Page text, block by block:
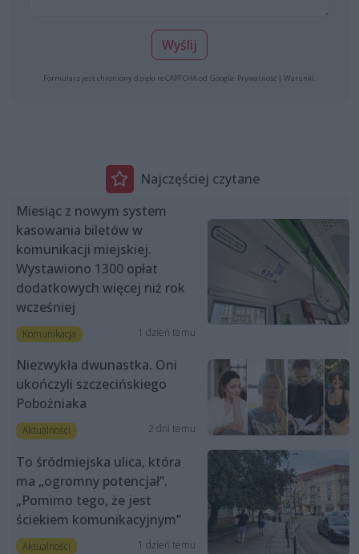
Wyślij
Formularz jest chroniony dzięki reCAPTCHA od Google: Prywatność | Warunki
Najczęściej czytane
Miesiąc z nowym system
kasowania biletów w
komunikacji miejskiej.
Wystawiono 1300 opłat
dodatkowych więcej niż rok
wcześniej
Komunikacja 1 dzień temu
Niezwykła dwunastka. Oni
ukończyli szczecińskiego
Pobożniaka
Aktualności 2 dni temu
To śródmiejska ulica, która
ma „ogromny potencjał”.
„Pomimo tego, że jest
ściekiem komunikacyjnym”
Aktualności 1 dzień temu